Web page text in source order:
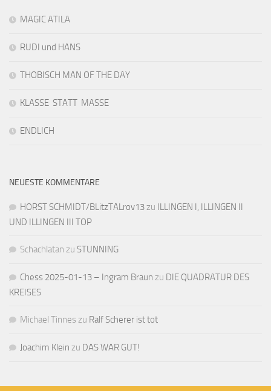
MAGIC ATILA
RUDI und HANS
THOBISCH MAN OF THE DAY
KLASSE STATT MASSE
ENDLICH
NEUESTE KOMMENTARE
HORST SCHMIDT/BLitzTALrov13zu ILLINGEN I, ILLINGEN II
UND ILLINGEN III TOP
Schachlatan zu STUNNING
Chess 2025-01-13 – Ingram Braun zu DIE QUADRATUR DES
KREISES
Michael Tinnes zu Ralf Scherer ist tot
Joachim Klein zu DAS WAR GUT!